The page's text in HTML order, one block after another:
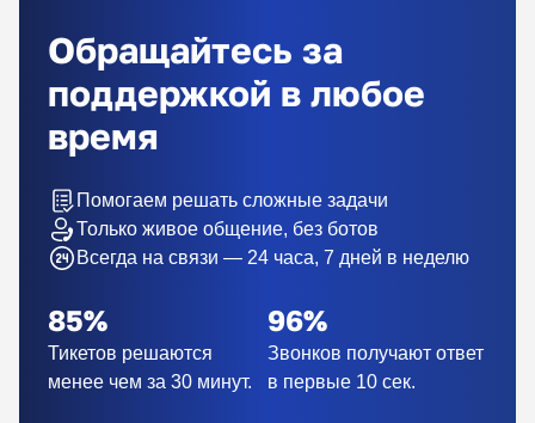
Обращайтесь за
поддержкой в любое
время
Помогаем решать сложные задачи
Только живое общение, без ботов
Всегда на связи — 24 часа, 7 дней в неделю
85%
Тикетов решаются
менее чем за 30 минут.
96%
Звонков получают ответ
в первые 10 сек.